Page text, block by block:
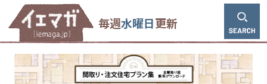
毎週水曜日更新